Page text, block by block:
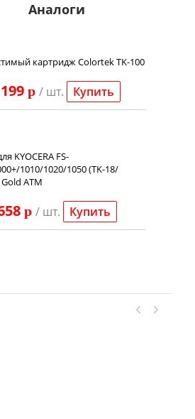
Аналоги
картридж Colortek TK-100
p / шт. Купить
KYOCERA FS-
1010/1020/1050 (TK-18/
ATM
p / шт. Купить